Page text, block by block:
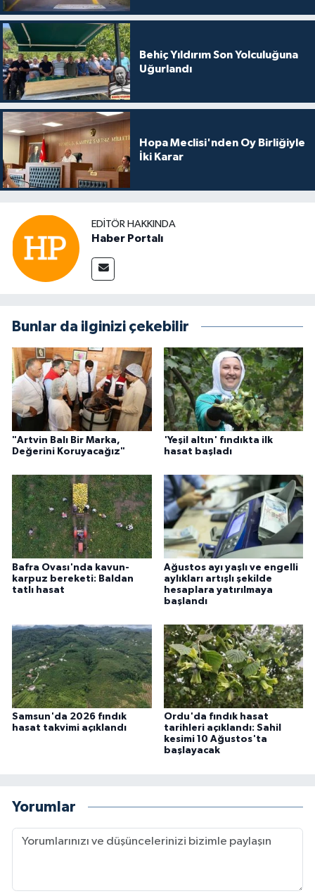
Behiç Yıldırım Son Yolculuğuna
Uğurlandı
Hopa Meclisi'nden Oy Birliğiyle
İki Karar
EDITÖR HAKKINDA
Haber Portalı
Bunlar da ilginizi çekebilir
"Artvin Balı Bir Marka,
Değerini Koruyacağız"
'Yeşil altın' fındıkta ilk
hasat başladı
Bafra Ovası'nda kavun-
karpuz bereketi: Baldan
tatlı hasat
Ağustos ayı yaşlı ve engelli
aylıkları artışlı şekilde
hesaplara yatırılmaya
başlandı
Samsun'da 2026 fındık
hasat takvimi açıklandı
Ordu'da fındık hasat
tarihleri açıklandı: Sahil
kesimi 10 Ağustos'ta
başlayacak
Yorumlar